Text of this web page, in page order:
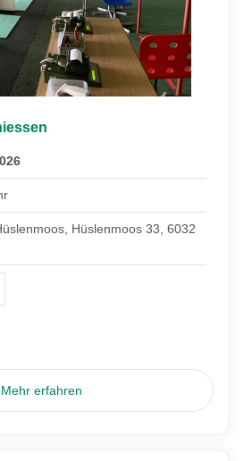
Hüslenmoos 33, 6032
Mehr erfahren